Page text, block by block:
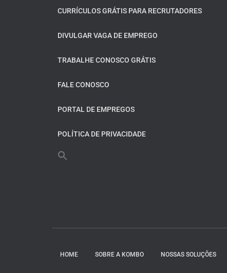
CURRÍCULOS GRÁTIS PARA RECRUTADORES
DIVULGAR VAGA DE EMPREGO
TRABALHE CONOSCO GRÁTIS
FALE CONOSCO
PORTAL DE EMPREGOS
POLÍTICA DE PRIVACIDADE
HOME SOBRE A KOMBO NOSSAS SOLUÇÕES